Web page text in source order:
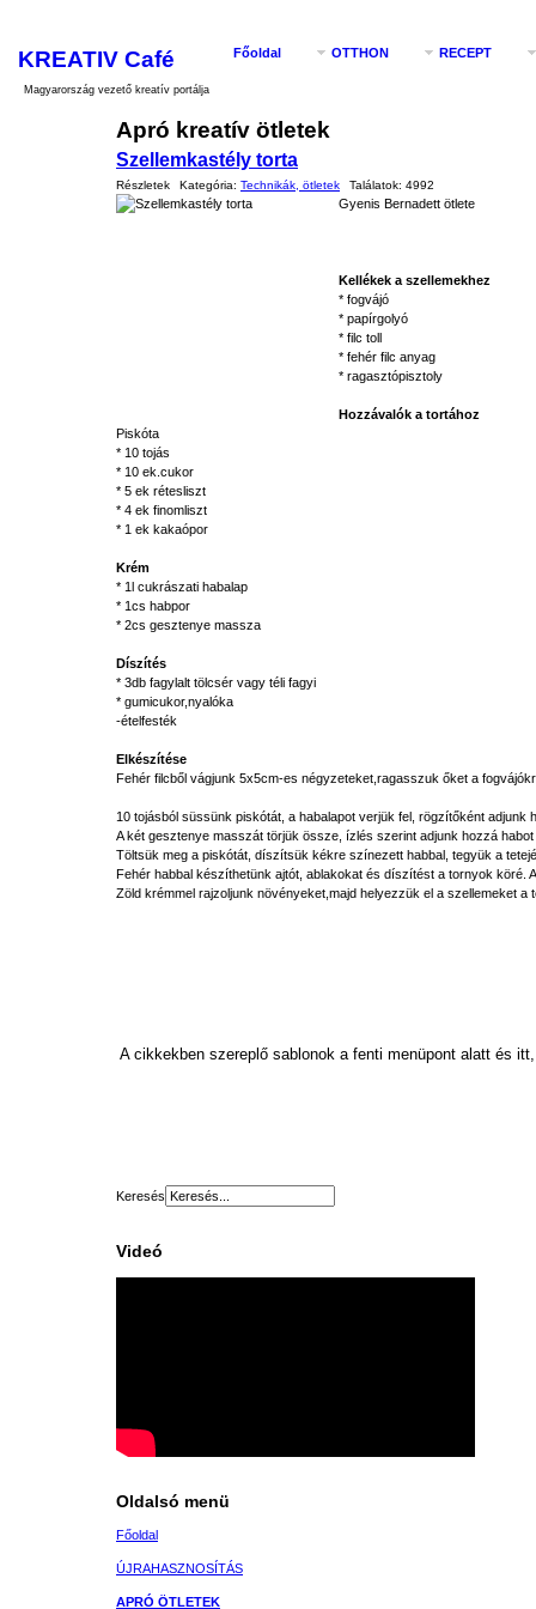
KREATIV Café
Magyarország vezető kreatív portálja
Főoldal OTTHON RECEPT
Apró kreatív ötletek
Szellemkastély torta
Részletek Kategória: Technikák, ötletek Találatok: 4992
Gyenis Bernadett ötlete
Kellékek a szellemekhez
* fogvájó
* papírgolyó
* filc toll
* fehér filc anyag
* ragasztópisztoly
Hozzávalók a tortához
Piskóta
* 10 tojás
* 10 ek.cukor
* 5 ek rétesliszt
* 4 ek finomliszt
* 1 ek kakaópor
Krém
* 1l cukrászati habalap
* 1cs habpor
* 2cs gesztenye massza
Díszítés
* 3db fagylalt tölcsér vagy téli fagyi
* gumicukor,nyalóka
-ételfesték
Elkészítése
Fehér filcből vágjunk 5x5cm-es négyzeteket,ragasszuk őket a
10 tojásból süssünk piskótát, a habalapot verjük fel, rögzítőként adjunk
A két gesztenye masszát törjük össze, ízlés szerint adjunk hozzá
Töltsük meg a piskótát, díszítsük kékre színezett habbal, tegyük a
Fehér habbal készíthetünk ajtót, ablakokat és díszítést a tornyok
Zöld krémmel rajzoljunk növényeket,majd helyezzük el a szellemeket a
A cikkekben szereplő sablonok a fenti menüpont alatt és
Keresés
Videó
Oldalsó menü
Főoldal
ÚJRAHASZNOSÍTÁS
APRÓ ÖTLETEK